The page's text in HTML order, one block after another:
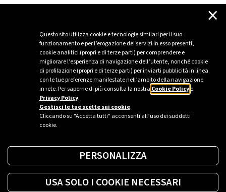
Questo sito utilizza cookie e tecnologie similari per il suo
funzionamento e per l’erogazione dei servizi in esso presenti,
cookie analitici (propri e di terze parti) per comprendere e
migliorare l’esperienza di navigazione dell’utente, nonché cookie
di profilazione (propri e di terze parti) per inviarti pubblicità in linea
con le tue preferenze manifestate nell’ambito della navigazione
in rete. Per saperne di più consulta la nostra Cookie Policye
Privacy Policy.
Gestisci le tue scelte sui cookie.
Cliccando su "Accetta tutti" acconsenti all’uso dei suddetti
cookie.
×
PERSONALIZZA
USA SOLO I COOKIE NECESSARI
Plenitude attiva il servizio di customer
Plenitude, nuova identità di Eni gas e luce, da sempre alla
continua ricerca di servizi innovativi per rispondere alle
esigenze dei propri clienti, ha integrato il proprio customer
care con TELLIS. Questo servizio permette alle persone non
udenti di accedere all’assistenza clienti attraverso il
supporto di una videochiamata con interpreti qualif...
LEGGI DI PIÙ